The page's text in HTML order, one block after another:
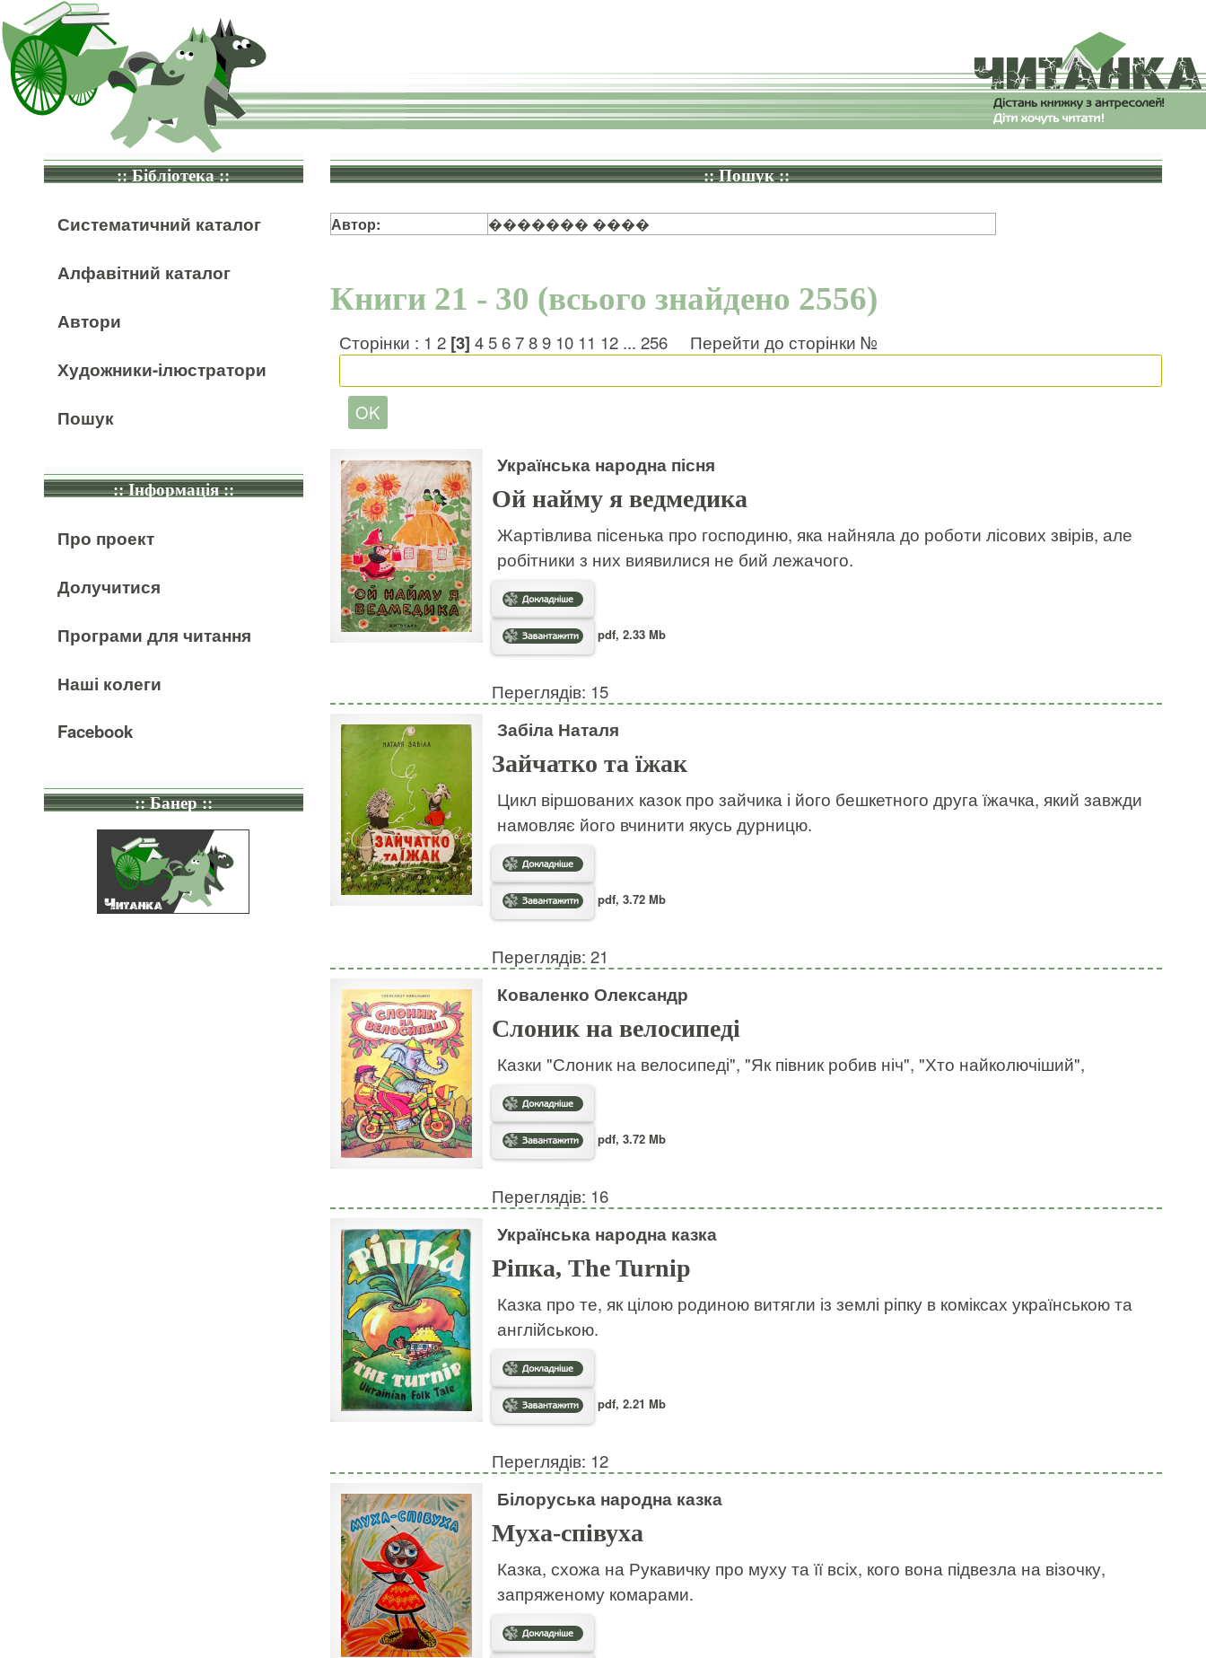
:: Бібліотека ::
Систематичний каталог
Алфавітний каталог
Автори
Художники-ілюстратори
Пошук
:: Інформація ::
Про проект
Долучитися
Програми для читання
Наші колеги
Facebook
:: Банер ::
:: Пошук ::
Автор: ������� ����
Книги 21 - 30 (всього знайдено 2556)
Сторінки : 1 2 [3] 4 5 6 7 8 9 10 11 12... 256 Перейти до сторінки №
Українська народна пісня
Ой найму я ведмедика
Жартівлива пісенька про господиню, яка найняла до роботи лісових звірів, але
робітники з них виявилися не бий лежачого.
pdf, 2.33 Mb
Переглядів: 15
Забіла Наталя
Зайчатко та їжак
Цикл віршованих казок про зайчика і його бешкетного друга їжачка, який завжди
намовляє його вчинити якусь дурницю.
pdf, 3.72 Mb
Переглядів: 21
Коваленко Олександр
Слоник на велосипеді
Казки "Слоник на велосипеді", "Як півник робив ніч", "Хто найколючіший",
pdf, 3.72 Mb
Переглядів: 16
Українська народна казка
Ріпка, The Turnip
Казка про те, як цілою родиною витягли із землі ріпку в коміксах українською та
англійською.
pdf, 2.21 Mb
Переглядів: 12
Білоруська народна казка
Муха-співуха
Казка, схожа на Рукавичку про муху та її всіх, кого вона підвезла на візочку,
запряженому комарами.